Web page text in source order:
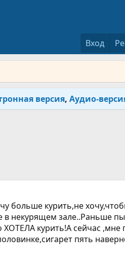
Вход
версия, Аудио-
больше курить,не
в некурящем зале..Раньше
ХОТЕЛА курить!А сейчас
пять